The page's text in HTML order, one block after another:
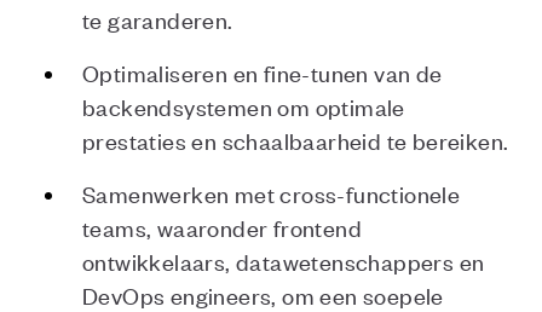
te garanderen.
Optimaliseren en fine-tunen van de
backendsystemen om optimale
prestaties en schaalbaarheid te bereiken.
Samenwerken met cross-functionele
teams, waaronder frontend
ontwikkelaars, datawetenschappers en
DevOps engineers, om een soepele